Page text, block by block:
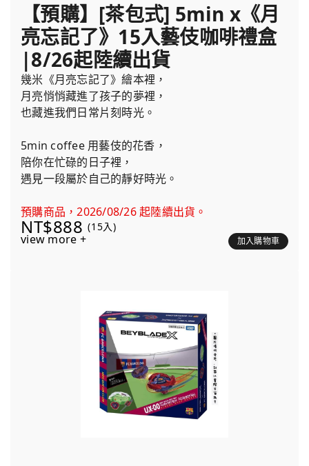
【預購】[茶包式] 5min x《月
亮忘記了》15入藝伎咖啡禮盒
|8/26起陸續出貨
幾米《月亮忘記了》繪本裡，
月亮悄悄藏進了孩子的夢裡，
也藏進我們日常片刻時光。
5min coffee 用藝伎的花香，
陪你在忙碌的日子裡，
遇見一段屬於自己的靜好時光。
預購商品，2026/08/26 起陸續出貨。
NT$888 (15入)
view more + 加入購物車